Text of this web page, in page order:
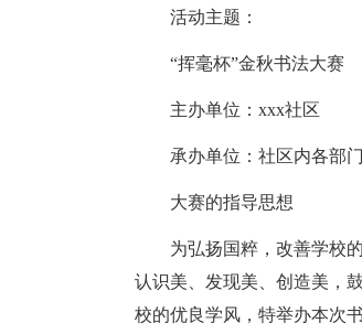
活动主题：
“挥毫杯”金秋书法大赛
主办单位：xxx社区
承办单位：社区内各部门
大赛的指导思想
为弘扬国粹，改善学校
认识美、发现美、创造美，
校的优良学风，特举办本次